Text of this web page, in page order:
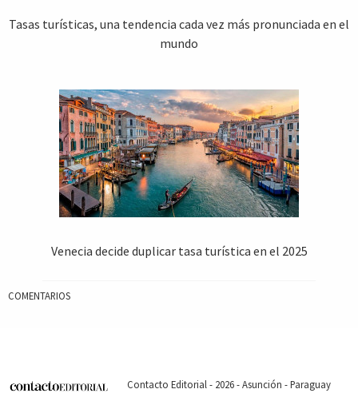
Tasas turísticas, una tendencia cada vez más pronunciada en el
mundo
Venecia decide duplicar tasa turística en el 2025
COMENTARIOS
Contacto Editorial - 2026 - Asunción - Paraguay